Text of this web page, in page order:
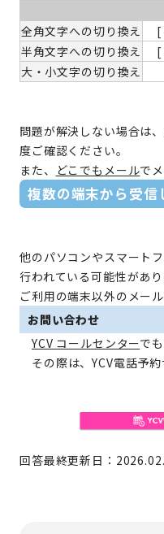
全角文字への切り換え
[
半角文字への切り換え
[
大・小文字の切り換え
問題が解決しない場合は、
度ご確認ください。
また、 どこでもメールで
複数の端末から受信
他のパソコンやスマート
行われている可能性があり
ご利用の端末以外のメー
お問い合わせ
YCV コールセンターで
その際は、YCV電話予
回答最終更新日：